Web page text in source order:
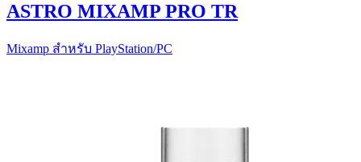
ASTRO MIXAMP PRO TR
Mixamp สำหรับ PlayStation/PC